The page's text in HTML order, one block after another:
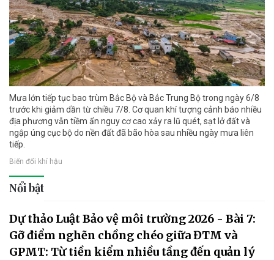
Mưa lớn tiếp tục bao trùm Bắc Bộ và Bắc Trung Bộ trong ngày 6/8
trước khi giảm dần từ chiều 7/8. Cơ quan khí tượng cảnh báo nhiều
địa phương vẫn tiềm ẩn nguy cơ cao xảy ra lũ quét, sạt lở đất và
ngập úng cục bộ do nền đất đã bão hòa sau nhiều ngày mưa liên
tiếp.
Biến đổi khí hậu
Nổi bật
Dự thảo Luật Bảo vệ môi trường 2026 - Bài 7:
Gỡ điểm nghẽn chồng chéo giữa ĐTM và
GPMT: Từ tiền kiểm nhiều tầng đến quản lý